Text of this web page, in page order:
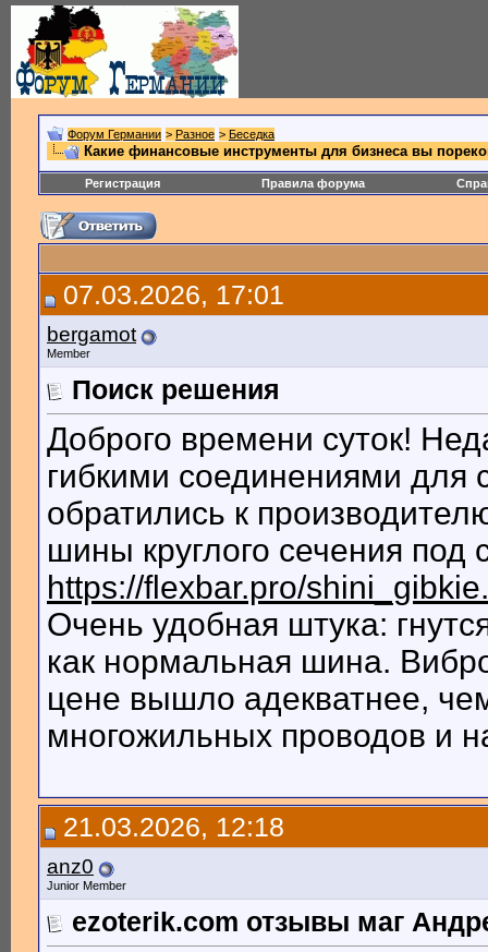
Форум Германии > Разное > Беседка
Какие финансовые инструменты для бизнеса вы
Регистрация Правила форума
07.03.2026, 17:01
bergamot
Member
Поиск решения
Доброго времени суток!
гибкими соединениями для
обратились к
шины круглого сечения
https://flexbar.pro/
Очень удобная штука:
как нормальная шина.
цене вышло адекватнее,
многожильных проводов и
21.03.2026, 12:18
anz0
Junior Member
ezoterik.com отзывы маг